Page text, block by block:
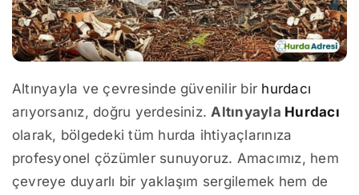
Altınyayla ve çevresinde güvenilir bir hurdacı
arıyorsanız, doğru yerdesiniz. Altınyayla Hurdacı
olarak, bölgedeki tüm hurda ihtiyaçlarınıza
profesyonel çözümler sunuyoruz. Amacımız, hem
çevreye duyarlı bir yaklaşım sergilemek hem de